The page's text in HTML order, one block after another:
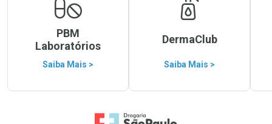
PBM
Laboratórios
Saiba Mais >
DermaClub
Saiba Mais >
Ir para a Home